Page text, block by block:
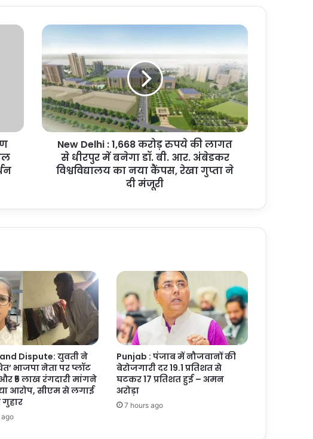
New
:
1,668
करोड़
की
लागत
से
धीरपुर
विश्वविद्यालय
कैंपस,
ने
दी
मंजूरी
New Delhi : 1,668 करोड़ रुपये की लागत
से धीरपुर में बनेगा डॉ. बी. आर. अंबेडकर
विश्वविद्यालय का नया कैंपस, रेखा गुप्ता ने
दी मंजूरी
Dispute: युवती ने
भाजपा नेता पर प्लॉट
₹5 लाख रंगदारी मांगने
आरोप, सीएम से लगाई
गुहार
Punjab : पंजाब में नौजवानों की
बेरोजगारी दर 19.1 प्रतिशत से
घटकर 17 प्रतिशत हुई – अमन
अरोड़ा
7 hours ago